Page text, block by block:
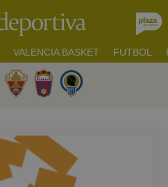
VALENCIA BASKET FUTBOL